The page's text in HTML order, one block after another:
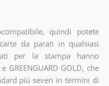
quindi potete
da parati in qualsiasi
per la stampa hanno
GREENGUARD GOLD, che
più severi in termini di